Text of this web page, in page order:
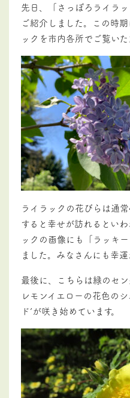
先日、「さっぽろライラ
ご紹介しました。この時
ックを市内各所でご覧いた
ライラックの花びらは通
すると幸せが訪れるとい
ックの画像にも「ラッキ
ました。 みなさんにも幸運
最後に、こちらは緑のセ
レモンイエローの花色の
ド’が咲き始めています。